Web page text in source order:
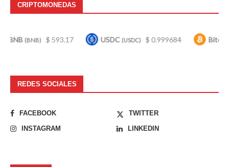
CRIPTOMONEDAS
$ 593.17 USDC(USDC) $ 0.999684 Bitcoin(BTC)
REDES SOCIALES
FACEBOOK
TWITTER
INSTAGRAM
LINKEDIN